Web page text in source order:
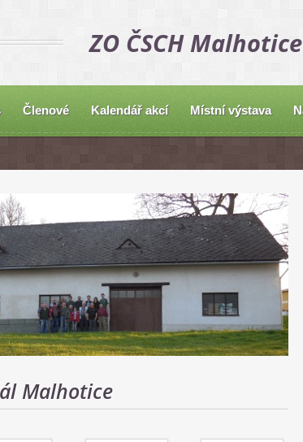
ZO ČSCH Malhotice
Členové Kalendář akcí Místní výstava
Malhotice